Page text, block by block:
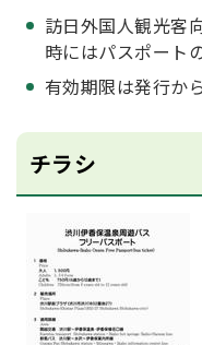
訪日外国人観光客
時にはパスポート
有効期限は発行か
チラシ